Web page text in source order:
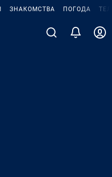
ЗНАКОМСТВА ПОГОДА